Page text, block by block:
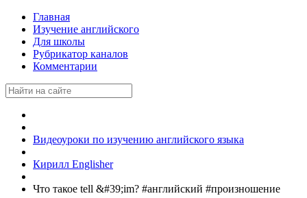
Главная
Изучение английского
Для школы
Рубрикатор каналов
Комментарии
Видеоуроки по изучению английского языка
Кирилл Englisher
Что такое tell &#39;im? #английский #произношение